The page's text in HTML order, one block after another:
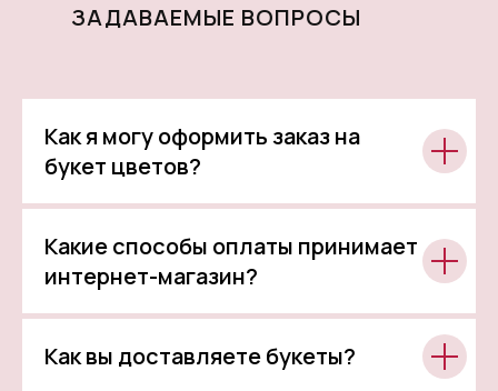
ЗАДАВАЕМЫЕ ВОПРОСЫ
Как я могу оформить заказ на
букет цветов?
Какие способы оплаты принимает
интернет-магазин?
Как вы доставляете букеты?